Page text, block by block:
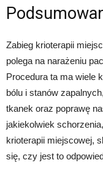
Zabieg krioterapii
polega na narażeniu
Procedura ta ma wiele
bólu i stanów
tkanek oraz poprawę
jakiekolwiek
krioterapii miejscowej,
się, czy jest to